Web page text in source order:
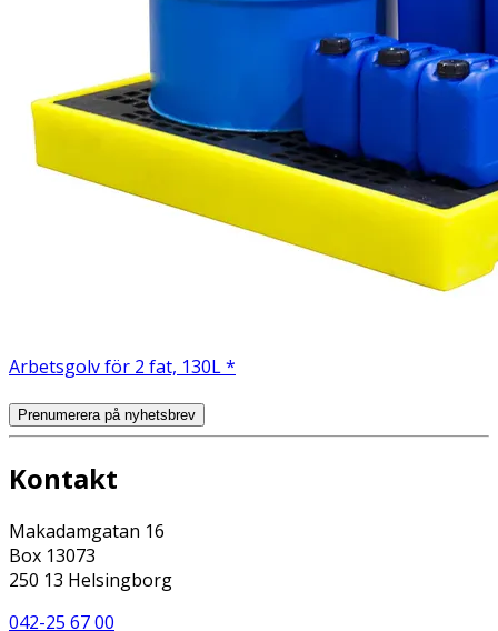
Arbetsgolv för 2 fat, 130L *
Prenumerera på nyhetsbrev
Kontakt
Makadamgatan 16
Box 13073
250 13 Helsingborg
042-25 67 00